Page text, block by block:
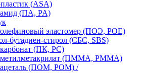
(ASA)
(ПА, PA)
эластомер (ПОЭ, POE)
бутадиен-стирол (СБС, SBS)
(ПК, PC)
(ПММА, PMMA)
(ПОМ, POM) /